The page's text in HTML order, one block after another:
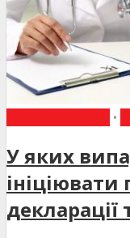
•
У яких
декларації